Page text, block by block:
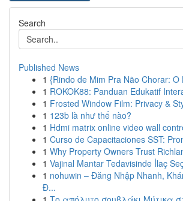
Search
Published News
1 {Rindo de Mim Pra Não Chorar: O
1 ROKOK88: Panduan Edukatif
1 Frosted Window Film: Privacy &
1 123b là như thế nào?
1 Hdmi matrix online video wall
1 Curso de Capacitaciones SST:
1 Why Property Owners Trust
1 Vajinal Mantar Tedavisinde İlaç
1 nohuwin – Đăng Nhập Nhanh,
Đ...